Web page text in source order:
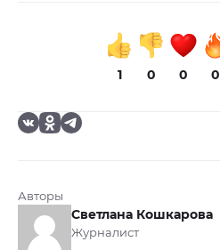
1 0 0 0
Авторы
Светлана Кошкарова
Журналист